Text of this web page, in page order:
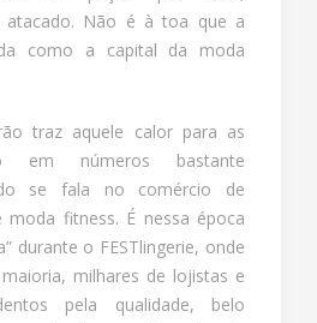
atacado. Não é à toa que a
como a capital da moda
traz aquele calor para as
em números bastante
se fala no comércio de
moda fitness. É nessa época
durante o FESTlingerie, onde
milhares de lojistas e
pela qualidade, belo